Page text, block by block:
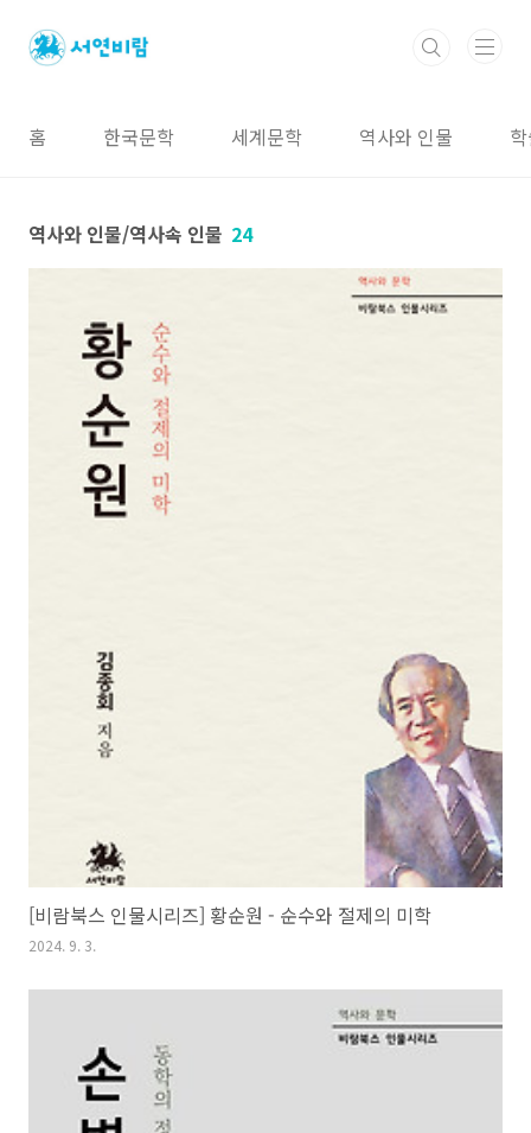
홈 한국문학 세계문학 역사와 인물
역사와 인물/역사속 인물 24
[비람북스 인물시리즈] 황순원 - 순수와 절제의 미학
2024. 9. 3.